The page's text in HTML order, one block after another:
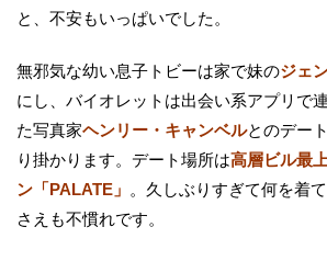
と、不安もいっぱいでした。
無邪気な幼い息子トビーは家で妹のジェ
にし、バイオレットは出会い系アプリで
た写真家ヘンリー・キャンベルとのデー
り掛かります。デート場所は高層ビル最
ン「PALATE」 。久しぶりすぎて何を着
さえも不慣れです。